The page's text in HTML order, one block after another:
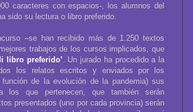
caracteres con espacios-, los alumnos del
sido su lectura o libro preferido.
–se han recibido más de 1.250 textos
trabajos de los cursos implicados, que
libro preferido’ . Un jurado ha procedido a la
los relatos escritos y enviados por los
de la evolución de la pandemia) sus
que pertenecen, que también serán
presentados (uno por cada provincia) serán